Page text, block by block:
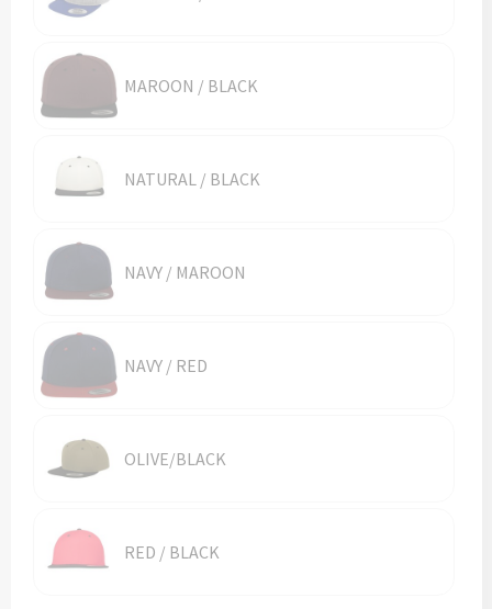
MAROON / BLACK
NATURAL / BLACK
NAVY / MAROON
NAVY / RED
OLIVE/BLACK
RED / BLACK